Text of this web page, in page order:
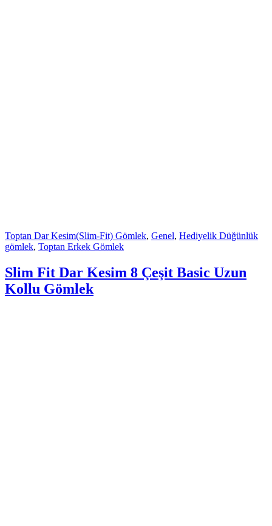
Toptan Dar Kesim(Slim-Fit) Gömlek, Genel, Hediyelik Düğünlük
gömlek, Toptan Erkek Gömlek
Slim Fit Dar Kesim 8 Çeşit Basic Uzun
Kollu Gömlek